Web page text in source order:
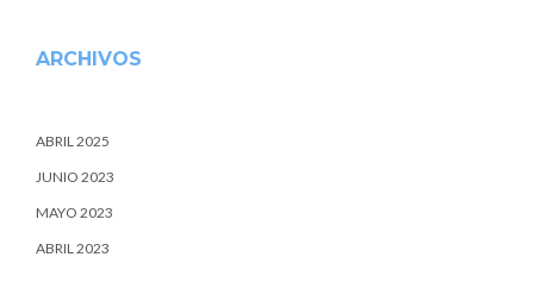
ARCHIVOS
ABRIL 2025
JUNIO 2023
MAYO 2023
ABRIL 2023